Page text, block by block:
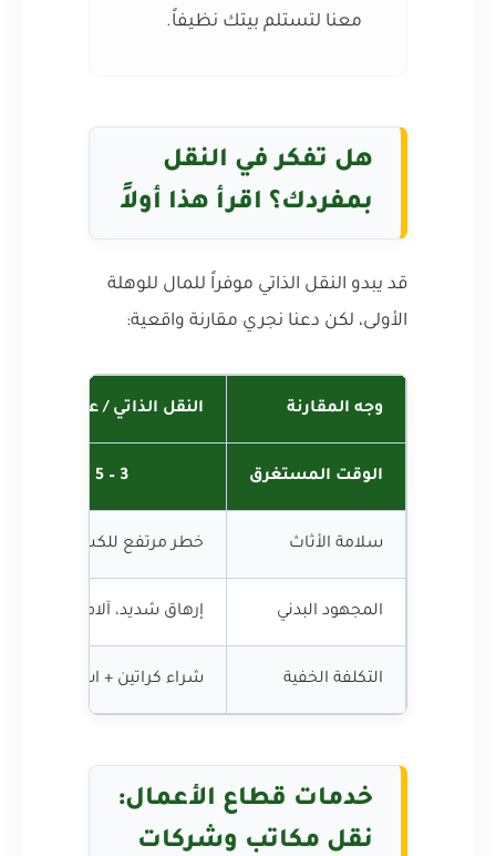
معنا لتستلم بيتك نظيفاً.
هل تفكر في النقل
بمفردك؟ اقرأ هذا أولاً
قد يبدو النقل الذاتي موفراً للمال للوهلة
الأولى، لكن دعنا نجري مقارنة واقعية:
وجه المقارنة النقل الذاتي / عمالة غير
الوقت المستغرق 3 – 5 أيام من الفوضى والإرهاق
سلامة الأثاث خطر مرتفع للكسر والخدش
المجهود البدني إرهاق شديد، آلام ظهر، خطر
التكلفة الخفية شراء كراتين + استئجار
خدمات قطاع الأعمال:
نقل مكاتب وشركات